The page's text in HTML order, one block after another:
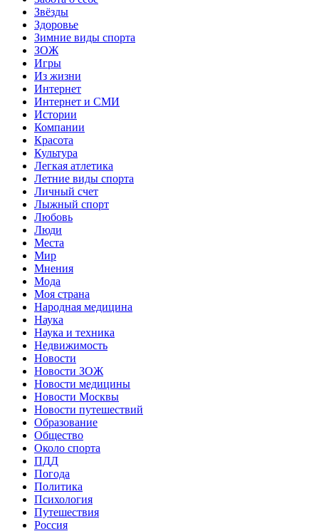
Звёзды
Здоровье
Зимние виды спорта
ЗОЖ
Игры
Из жизни
Интернет
Интернет и СМИ
Истории
Компании
Красота
Культура
Легкая атлетика
Летние виды спорта
Личный счет
Лыжный спорт
Любовь
Люди
Места
Мир
Мнения
Мода
Моя страна
Народная медицина
Наука
Наука и техника
Недвижимость
Новости
Новости ЗОЖ
Новости медицины
Новости Москвы
Новости путешествий
Образование
Общество
Около спорта
ПДД
Погода
Политика
Психология
Путешествия
Россия